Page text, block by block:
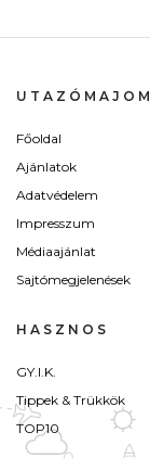
UTAZÓMAJOM
Főoldal
Ajánlatok
Adatvédelem
Impresszum
Médiaajánlat
Sajtómegjelenések
HASZNOS
GY.I.K.
Tippek & Trükkök
TOP10